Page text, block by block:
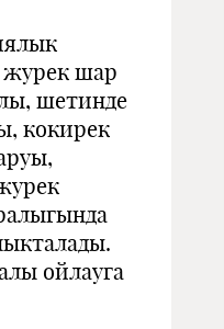
журек шар
шетинде
кокирек
ойлауга